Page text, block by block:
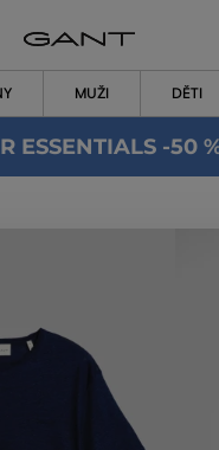
MUŽI DĚTI
ESSENTIALS -50